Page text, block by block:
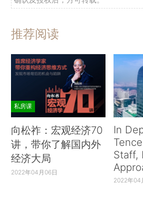
推荐阅读
私房课
向松祚：宏观经济70
讲，带你了解国内外
经济大局
2022年04月06日
In
Staff,
2022年04